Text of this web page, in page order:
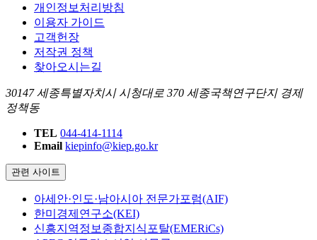
개인정보처리방침
이용자 가이드
고객헌장
저작권 정책
찾아오시는길
30147 세종특별자치시 시청대로 370 세종국책연구단지 경제
정책동
TEL 044-414-1114
Email kiepinfo@kiep.go.kr
관련 사이트
아세안·인도·남아시아 전문가포럼(AIF)
한미경제연구소(KEI)
신흥지역정보종합지식포탈(EMERiCs)